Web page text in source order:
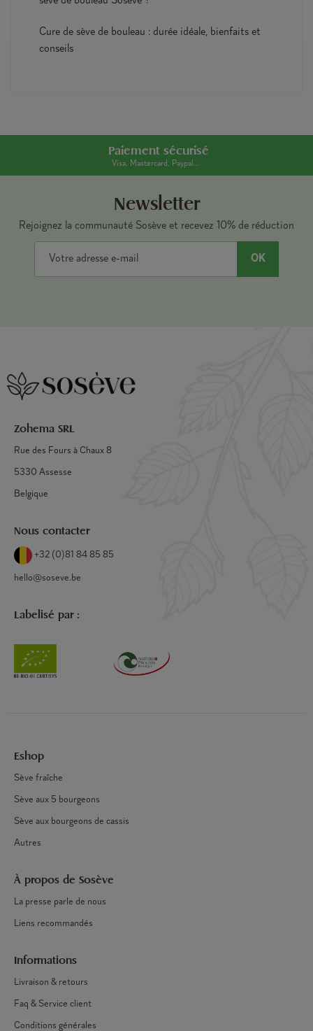
Cure de sève de bouleau : durée idéale, bienfaits et
conseils
Paiement sécurisé
Visa, Mastercard, Paypal...
Newsletter
Rejoignez la communauté Sosève et recevez 10% de réduction
OK
Zohema SRL
Rue des Fours à Chaux 8
5330 Assesse
Belgique
Nous contacter
+32 (0)81 84 85 85
hello@soseve.be
Labelisé par :
Eshop
Sève fraîche
Sève aux 5 bourgeons
Sève aux bourgeons de cassis
Autres
À propos de Sosève
La presse parle de nous
Liens recommandés
Informations
Livraison & retours
Faq & Service client
Conditions générales